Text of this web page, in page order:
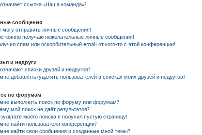
ссылка «Наша команда»?
сообщения
могу отправить личные сообщения!
получаю нежелательные личные сообщения!
спам или оскорбительный email от кого-то с этой конференции!
и недруги
списки друзей и недругов?
добавлять/удалять пользователей в списках моих друзей и недругов?
по форумам
выполнить поиск по форуму или форумам?
мой поиск не даёт результатов?
моего поиска я получил пустую страницу!
найти пользователя конференции?
найти свои сообщения и созданные мной темы?